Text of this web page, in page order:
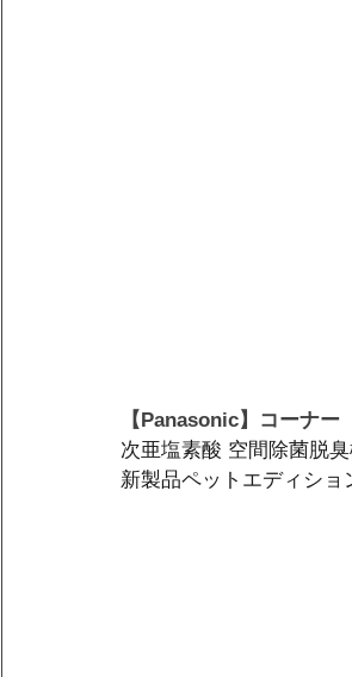
【Panasonic】コーナー
次亜塩素酸 空間除菌脱
新製品ペットエディシ